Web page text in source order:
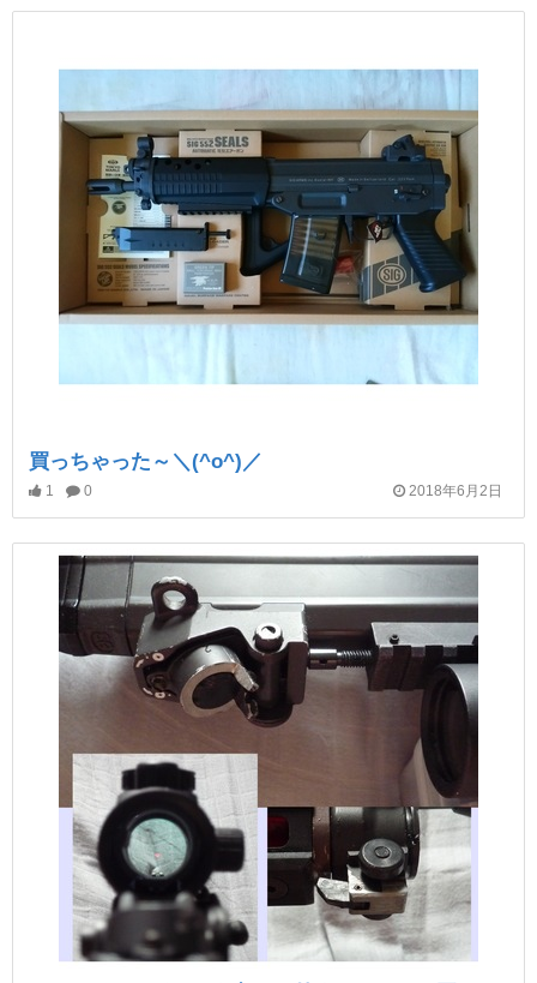
買っちゃった～＼(^o^)／
1 0 2018年6月2日